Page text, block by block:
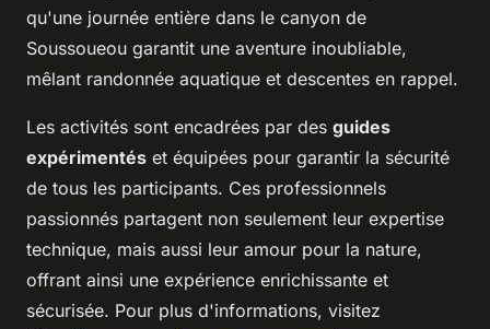
qu'une journée entière dans le canyon de
Soussoueou garantit une aventure inoubliable,
mêlant randonnée aquatique et descentes en rappel.
Les activités sont encadrées par des guides
expérimentés et équipées pour garantir la sécurité
de tous les participants. Ces professionnels
passionnés partagent non seulement leur expertise
technique, mais aussi leur amour pour la nature,
offrant ainsi une expérience enrichissante et
sécurisée. Pour plus d'informations, visitez